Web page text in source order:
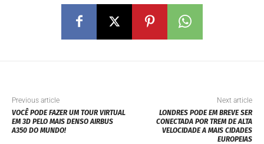
Previous article
VOCÊ PODE FAZER UM TOUR VIRTUAL
EM 3D PELO MAIS DENSO AIRBUS
A350 DO MUNDO!
Next article
LONDRES PODE EM BREVE SER
CONECTADA POR TREM DE ALTA
VELOCIDADE A MAIS CIDADES
EUROPEIAS